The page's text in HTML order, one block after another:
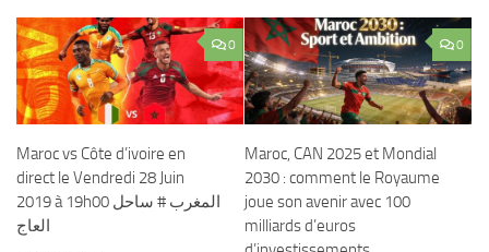
0
Maroc vs Côte d’ivoire en
direct le Vendredi 28 Juin
2019 à 19h00 المغرب # ساحل
العاج
0
Maroc, CAN 2025 et Mondial
2030 : comment le Royaume
joue son avenir avec 100
milliards d’euros